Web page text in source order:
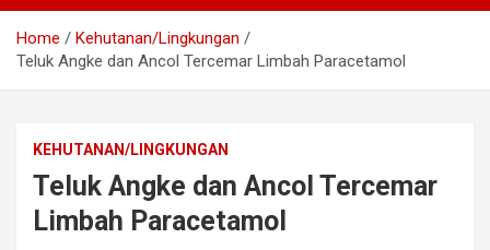
Home
Kehutanan/Lingkungan
Teluk Angke dan Ancol Tercemar Limbah Paracetamol
KEHUTANAN/LINGKUNGAN
Teluk Angke dan Ancol Tercemar
Limbah Paracetamol